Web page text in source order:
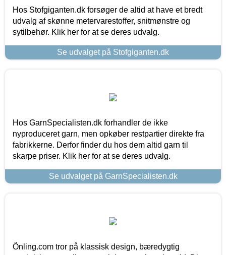
Hos Stofgiganten.dk forsøger de altid at have et bredt
udvalg af skønne metervarestoffer, snitmønstre og
sytilbehør. Klik her for at se deres udvalg.
Se udvalget på Stofgiganten.dk
Hos GarnSpecialisten.dk forhandler de ikke
nyproduceret garn, men opkøber restpartier direkte fra
fabrikkerne. Derfor finder du hos dem altid garn til
skarpe priser. Klik her for at se deres udvalg.
Se udvalget på GarnSpecialisten.dk
Önling.com tror på klassisk design, bæredygtig